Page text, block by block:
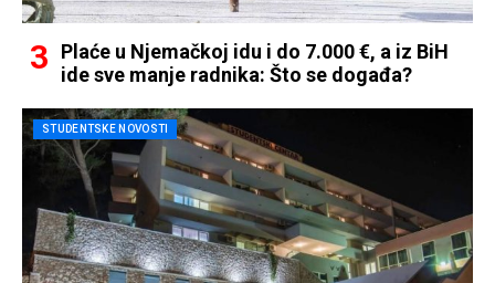
Plaće u Njemačkoj idu i do 7.000 €, a iz BiH
ide sve manje radnika: Što se događa?
STUDENTSKE NOVOSTI